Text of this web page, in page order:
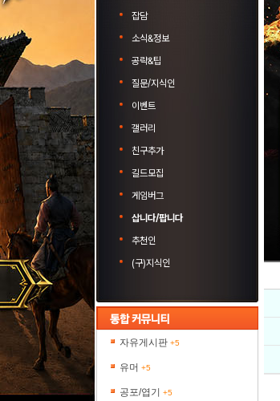
잡담
소식&정보
공략&팁
질문/지식인
이벤트
갤러리
친구추가
길드모집
게임버그
삽니다/팝니다
추천인
(구)지식인
자유게시판 +5
유머 +5
공포/엽기 +5